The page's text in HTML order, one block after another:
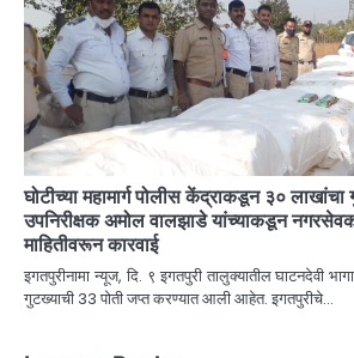
घोटीच्या महामार्ग पोलीस केंद्राकडून ३०
उपनिरीक्षक अमोल वालझाडे यांच्याकडून
माहितीवरून कारवाई
इगतपुरीनामा न्यूज, दि. ९ इगतपुरी तालुक्यातील घाटनदेवी
गुटख्याची 33 पोती जप्त करण्यात आली आहेत. इगतपुरीचे…